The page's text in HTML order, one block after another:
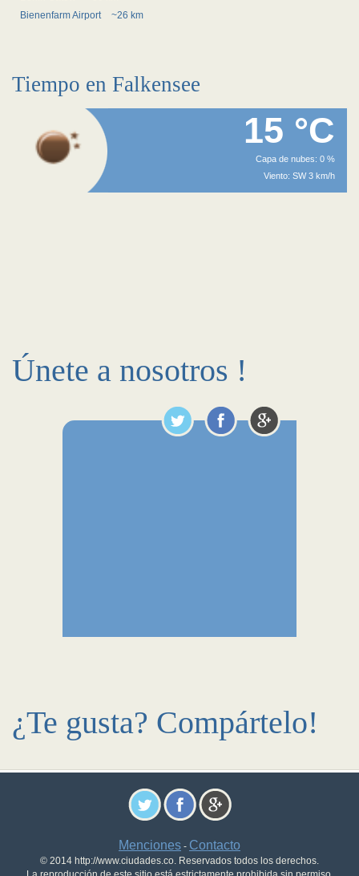
Bienenfarm Airport
~26 km
Tiempo en Falkensee
15 °C
Capa de nubes: 0 %
Viento: SW 3 km/h
Únete a nosotros !
¿Te gusta? Compártelo!
Menciones - Contacto
© 2014 http://www.ciudades.co. Reservados todos los derechos.